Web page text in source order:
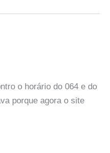
o horário do 064 e do
porque agora o site